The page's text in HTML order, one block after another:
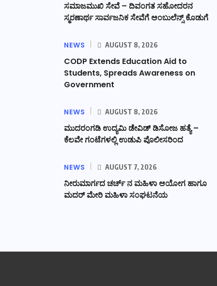
ಸಮಾಜಮುಖಿ ಸೇವೆ – ದಿವಂಗತ ಸಹೋದರನ
ಸ್ಮರಣಾರ್ಥ ಸಾರ್ವಜನಿಕ ಸೇವೆಗೆ ಆಂಬುಲೆನ್ಸ್ ಕೊಡುಗೆ
NEWS AUGUST 8, 2026
CODP Extends Education Aid to
Students, Spreads Awareness on
Government
NEWS AUGUST 8, 2026
ಮುದರಂಗಡಿ ಉದ್ಯಮಿ ಡೇವಿಡ್ ಡಿಸೋಜ ಹತ್ಯೆ –
ಕೆಲವೇ ಗಂಟೆಗಳಲ್ಲಿ ಉಡುಪಿ ಪೊಲೀಸರಿಂದ
NEWS AUGUST 7, 2026
ನೀರುಮಾರ್ಗದ ಚರ್ಚ್ ನ ಮಹಿಳಾ ಆಯೋಗ ಹಾಗೂ
ಮದರ್ ಮೇರಿ ಮಹಿಳಾ ಸಂಘಟನೆಯ